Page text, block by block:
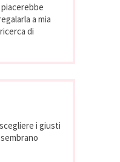
a mia
di
i giusti